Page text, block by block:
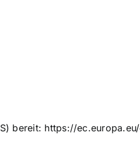
bereit: https://